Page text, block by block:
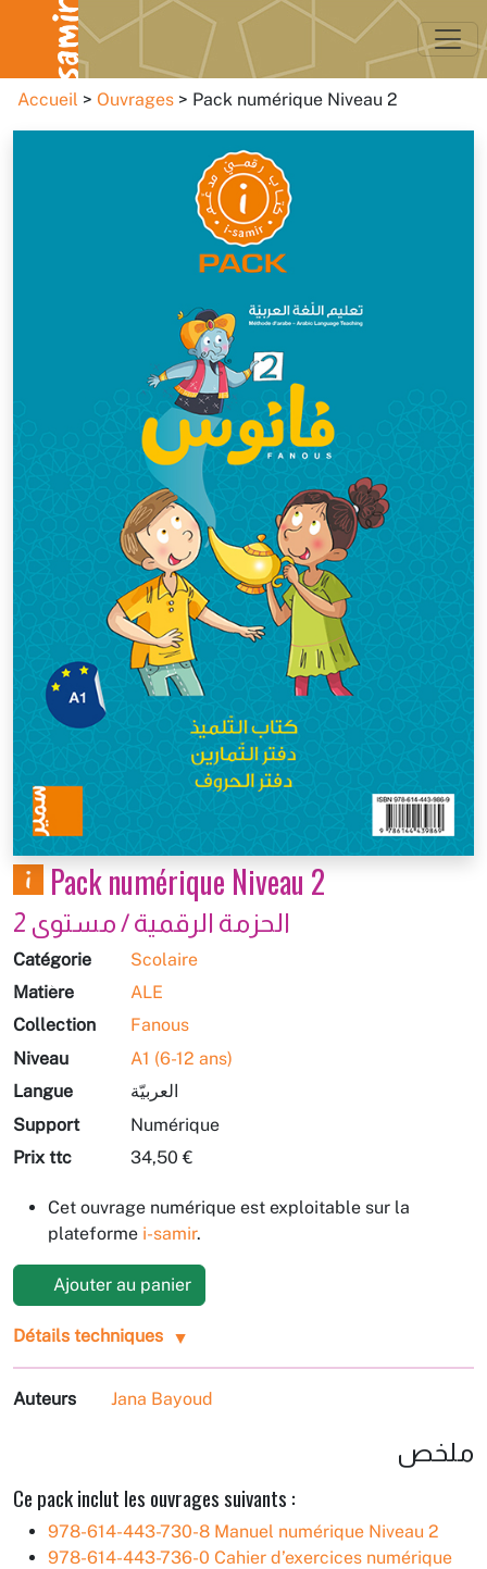
Accueil Ouvrages Pack numérique Niveau 2
Pack numérique Niveau 2
الحزمة الرقمية / مستوى 2
Catégorie
Scolaire
Matière
ALE
Collection
Fanous
Niveau
A1 (6-12 ans)
Langue
العربيّة
Support
Numérique
Prix ttc
34,50 €
Cet ouvrage numérique est exploitable sur la
plateforme i-samir.
Ajouter au panier
Détails techniques
Auteurs Jana Bayoud
ملخص
Ce pack inclut les ouvrages suivants :
978-614-443-730-8 Manuel numérique Niveau 2
978-614-443-736-0 Cahier d’exercices numérique